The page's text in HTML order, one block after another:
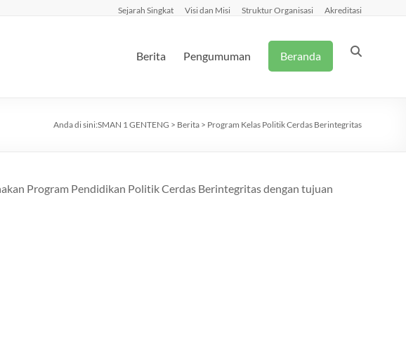
Sejarah Singkat Visi dan Misi Struktur Organisasi Akreditasi
Berita Pengumuman Beranda
Anda di sini:SMAN 1 GENTENG > Berita > Program Kelas Politik Cerdas Berintegritas
Program Pendidikan Politik Cerdas Berintegritas dengan tujuan